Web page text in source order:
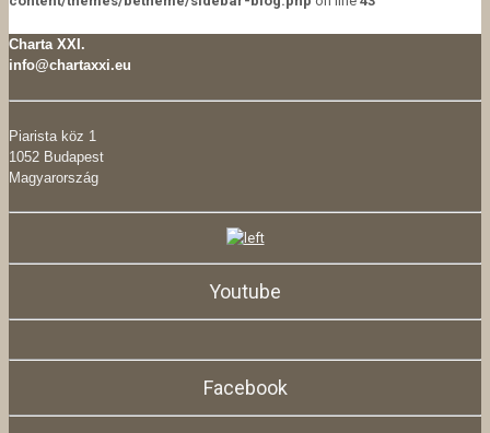
Charta XXI.
info@chartaxxi.eu
Piarista köz 1
1052 Budapest
Magyarország
Youtube
Facebook